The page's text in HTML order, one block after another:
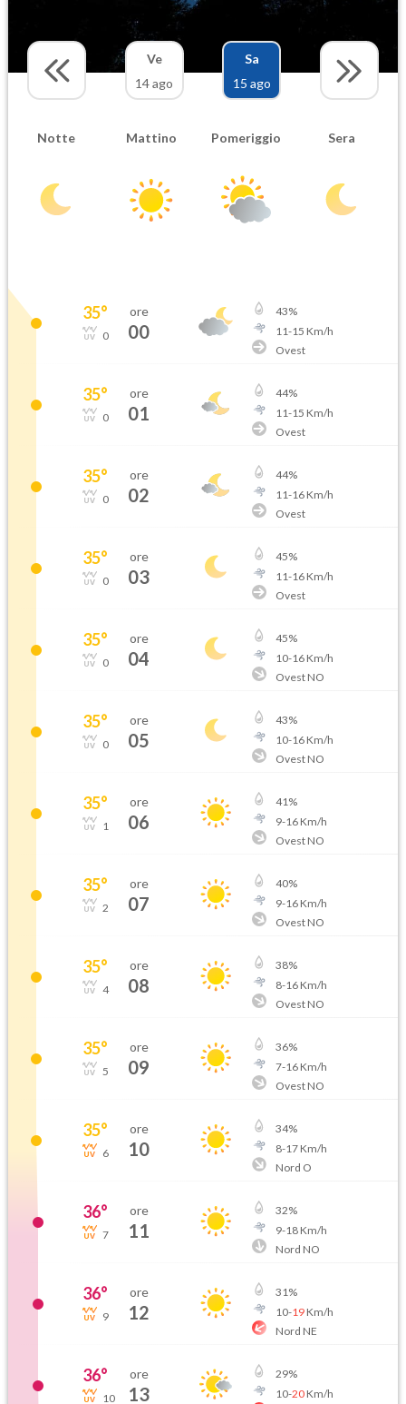
Ve
14 ago
Sa
15 ago
Notte Mattino Pomeriggio Sera
35°
0
ore
00
43%
11-15 Km/h
Ovest
35°
0
ore
01
44%
11-15 Km/h
Ovest
35°
0
ore
02
44%
11-16Km/h
Ovest
35°
0
ore
03
45%
11-16Km/h
Ovest
35°
0
ore
04
45%
10-16Km/h
Ovest NO
35°
0
ore
05
43%
10-16Km/h
Ovest NO
35°
1
ore
06
41%
9-16Km/h
Ovest NO
35°
2
ore
07
40%
9-16Km/h
Ovest NO
35°
4
ore
08
38%
8-16Km/h
Ovest NO
35°
5
ore
09
36%
7-16Km/h
Ovest NO
35°
6
ore
10
34%
8-17Km/h
Nord O
36°
7
ore
11
32%
9-18Km/h
Nord NO
36°
9
ore
12
31%
10-19Km/h
Nord NE
36°
10
ore
13
29%
10-20Km/h